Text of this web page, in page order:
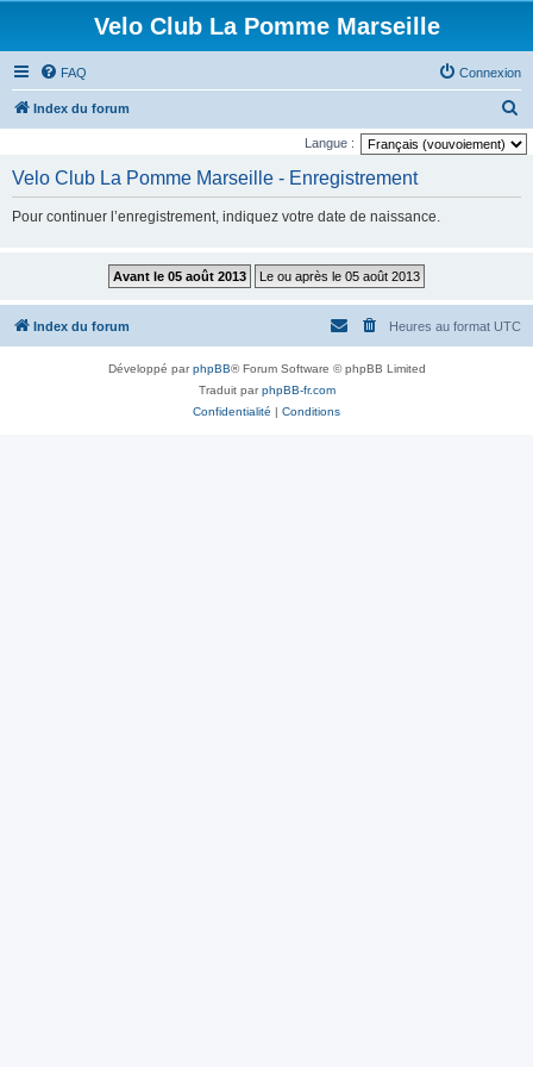
Velo Club La Pomme Marseille
FAQ Connexion
Index du forum
e
h
Langue :
Velo Club La Pomme Marseille - Enregistrement
Pour continuer l’enregistrement, indiquez votre date de naissance.
Index du forum Heures au format UTC
Développé parphpBB® Forum Software © phpBB Limited
Traduit parphpBB-fr.com
Confidentialité | Conditions